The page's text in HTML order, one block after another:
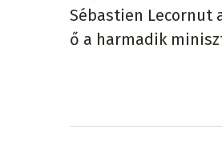
Sébastien Lecornut
ő a harmadik